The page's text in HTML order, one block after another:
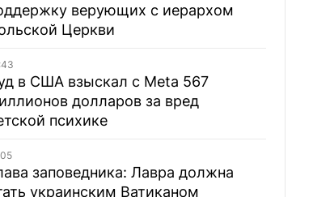
верующих с иерархом
Церкви
в США взыскал с Meta 567
долларов за вред
психике
заповедника: Лавра должна
украинским Ватиканом